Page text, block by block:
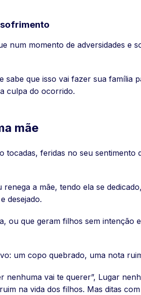
sofrimento
num momento de adversidades e
que isso vai fazer sua família
culpa do ocorrido.
mãe
tocadas, feridas no seu
a mãe, tendo ela se
desejado.
que geram filhos sem intenção
um copo quebrado, uma nota
nenhuma vai te querer”, Lugar
na vida dos filhos. Mas ditas